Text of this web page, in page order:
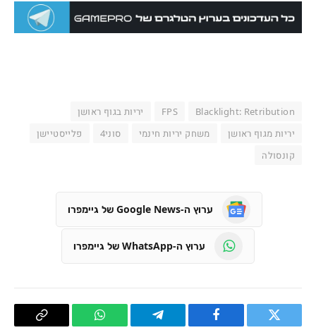
Blacklight: Retribution
FPS
יריות בגוף ראושן
יריות מגוף ראושן
משחק יריות חינמי סוני4
פלייסטיישן
קונסולה
ערוץ ה-Google News של גיימפרו
ערוץ ה-WhatsApp של גיימפרו
טוויטר פייסבוק Telegram
WhatsApp העתק